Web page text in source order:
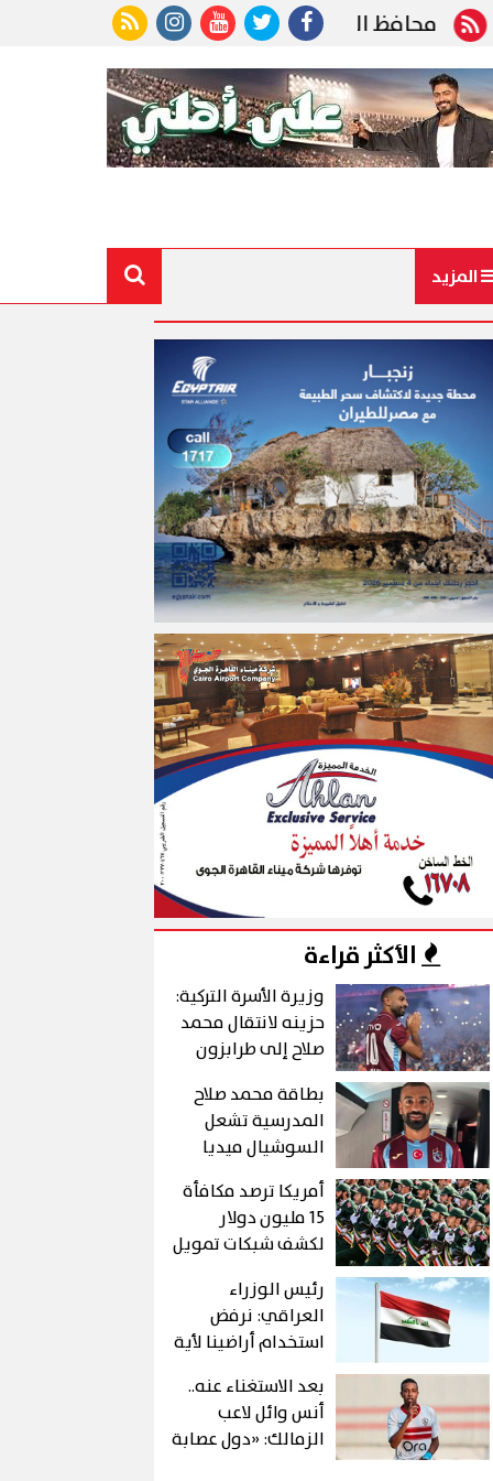
محافظ الجيزة ينعى رئيس الوحدة المحلية بقرية ناهيا
المزيد
الأكثر قراءة
وزيرة الأسرة التركية:
حزينه لانتقال محمد
صلاح إلى طرابزون
لبشكتاش
بطاقة محمد صلاح
المدرسية تشعل
السوشيال ميديا
أمريكا ترصد مكافأة
15 مليون دولار
لكشف شبكات تمويل
الإيراني
رئيس الوزراء
العراقي: نرفض
استخدام أراضينا لأية
الشقيقة أو
الصديقة
بعد الاستغناء عنه..
أنس وائل لاعب
الزمالك: «دول عصابة